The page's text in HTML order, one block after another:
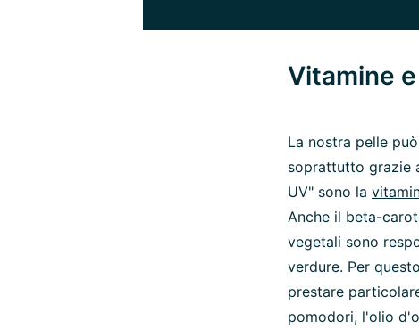
Vitamine
La nostra pelle
soprattutto grazie
UV" sono la
Anche il beta-
vegetali sono
verdure. Per
prestare
pomodori, l'olio